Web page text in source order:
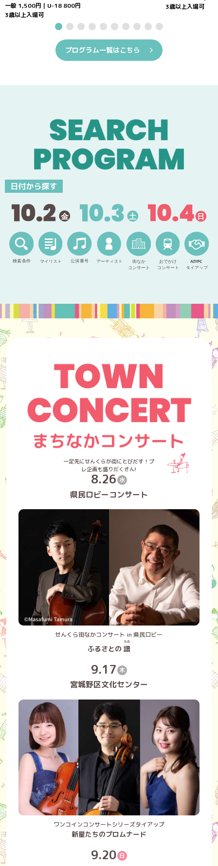
一般 1,500円｜U-18 800円
3歳以上入場可
3歳以上入場可
プログラム一覧はこちら
一足先にせんくらが街にとびだす！プ
レ企画も盛りだくさん!
8.26 水
県民ロビーコンサート
せんくら街なかコンサート in 県民ロビー
ふるさとの 譜
うた
9.17 木
宮城野区文化センター
ワンコインコンサートシリーズタイアップ
新星たちのプロムナード
9.20 日